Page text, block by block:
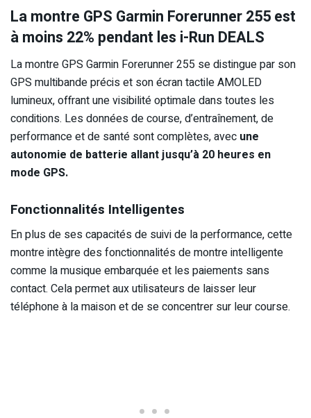
La montre GPS Garmin Forerunner 255 est
à moins 22% pendant les i-Run DEALS
La montre GPS Garmin Forerunner 255 se distingue par son
GPS multibande précis et son écran tactile AMOLED
lumineux, offrant une visibilité optimale dans toutes les
conditions. Les données de course, d’entraînement, de
performance et de santé sont complètes, avec une
autonomie de batterie allant jusqu’à 20 heures en
mode GPS.
Fonctionnalités Intelligentes
En plus de ses capacités de suivi de la performance, cette
montre intègre des fonctionnalités de montre intelligente
comme la musique embarquée et les paiements sans
contact. Cela permet aux utilisateurs de laisser leur
téléphone à la maison et de se concentrer sur leur course.